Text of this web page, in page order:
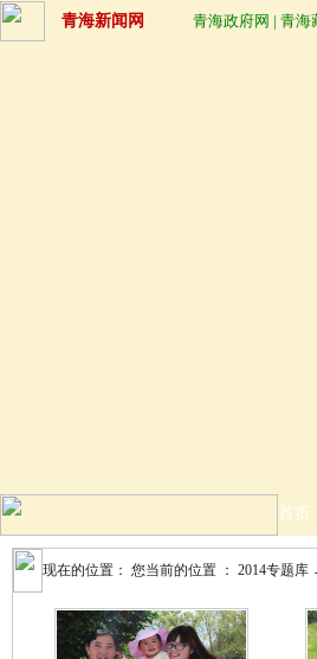
青海新闻网 青海政府网 | 青海
首页
现在的位置： 您当前的位置 ： 2014专题库